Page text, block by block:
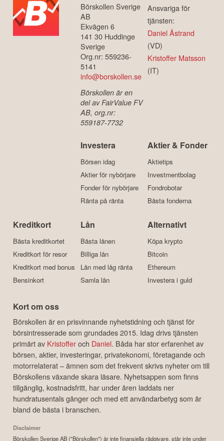
Börskollen Sverige
AB
Ekvägen 6
141 30 Huddinge
Sverige
Org.nr: 559236-
5141
info@borskollen.se
Börskollen är en
del av FairValue FV
AB, org.nr:
559187-7732
Ansvariga för
tjänsten:
Daniel Åstrand
(VD)
Kristoffer Matsson
(IT)
Investera
Börsen idag
Aktier för nybörjare
Fonder för nybörjare
Ränta på ränta
Aktier & Fonder
Aktietips
Investmentbolag
Fondrobotar
Bästa fonderna
Kreditkort
Bästa kreditkortet
Kreditkort för resor
Kreditkort med bonus
Bensinkort
Lån
Bästa lånen
Billiga lån
Lån med låg ränta
Samla lån
Alternativt
Köpa krypto
Bitcoin
Ethereum
Investera i guld
Kort om oss
Börskollen är en prisvinnande nyhetstidning och tjänst för
börsintresserade som grundades 2015. Idag drivs tjänsten
primärt av Kristofferoch Daniel. Båda har stor erfarenhet av
börsen, aktier, investeringar, privatekonomi, företagande och
motorrelaterat – ämnen som det frekvent skrivs nyheter om till
Börskollens växande skara läsare. Nyhetsappen som finns
tillgänglig, kostnadsfritt, har under åren laddats ner
hundratusentals gånger och med ett användarbetyg som är
bland de bästa i branschen.
Disclaimer
Börskollen Sverige AB ("Börskollen") är inte finansiella rådgivare, står inte under